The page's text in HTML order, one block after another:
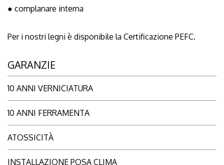
● complanare interna
Per i nostri legni è disponibile la Certificazione PEFC.
GARANZIE
10 ANNI VERNICIATURA
10 ANNI FERRAMENTA
ATOSSICITÀ
INSTALLAZIONE POSA CLIMA